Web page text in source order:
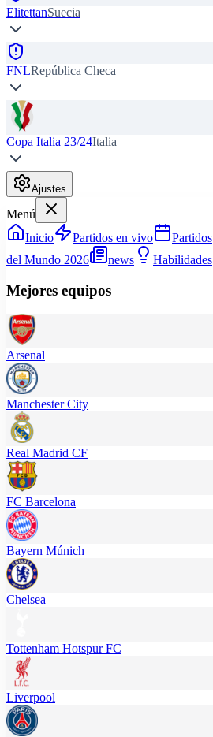
ElitettanSuecia
FNLRepública Checa
Copa Italia 23/24Italia
Ajustes
Menú
Inicio
Partidos en vivo Partidos
del Mundo 2026
news Habilidades
Mejores equipos
Arsenal
Manchester City
Real Madrid CF
FC Barcelona
Bayern Múnich
Chelsea
Tottenham Hotspur FC
Liverpool